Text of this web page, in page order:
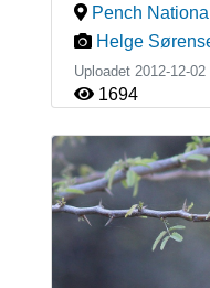
Pench
Helge
Uploadet 2012-12-
1694